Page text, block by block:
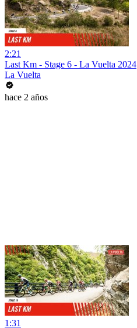
2:21
Last Km - Stage 6 - La Vuelta 2024
La Vuelta
hace 2 años
1:31